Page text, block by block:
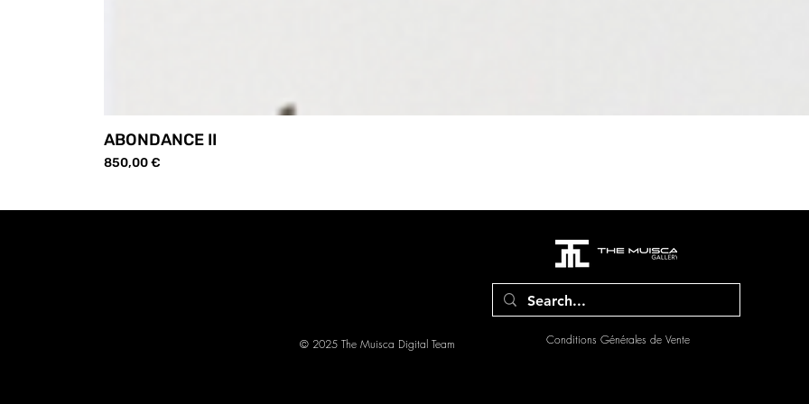
ABONDANCE II
Prix
850,00 €
© 2025 The Muisca Digital Team Conditions Générales de Vente